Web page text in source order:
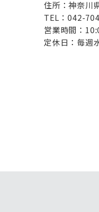
住所：神奈川
TEL：042-
営業時間：
定休日：毎週